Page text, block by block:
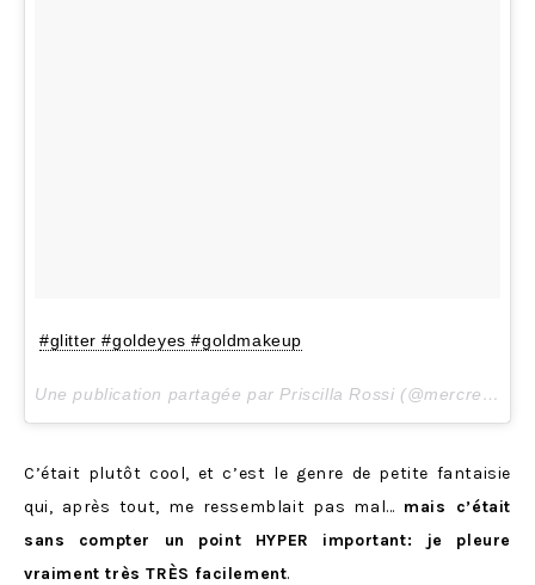
#glitter #goldeyes #goldmakeup
Une publication partagée par Priscilla Rossi (@mercredieblog) le
C’était plutôt cool, et c’est le genre de petite fantaisie
qui, après tout, me ressemblait pas mal… mais c’était
sans compter un point HYPER important: je pleure
vraiment très TRÈS facilement.